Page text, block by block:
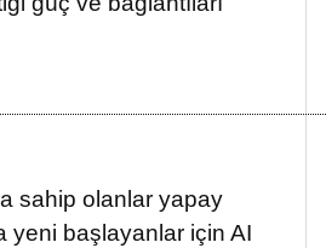
sahip olanlar yapay
yeni başlayanlar için AI